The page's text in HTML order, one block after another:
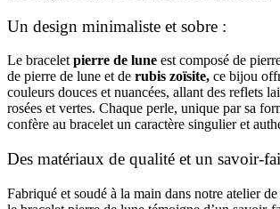
Un design minimaliste et sobre :
Le braceletpierre de lune est composé de
de pierre de lune et de rubis zoïsite, ce bijou
couleurs douces et nuancées, allant des reflets
rosées et vertes. Chaque perle, unique par sa
confère au bracelet un caractère singulier et
Des matériaux de qualité et un savoir-
Fabriqué et soudé à la main dans notre atelier